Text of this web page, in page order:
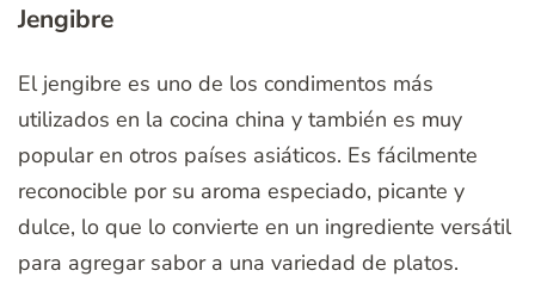
Jengibre
El jengibre es uno de los condimentos más
utilizados en la cocina china y también es muy
popular en otros países asiáticos. Es fácilmente
reconocible por su aroma especiado, picante y
dulce, lo que lo convierte en un ingrediente versátil
para agregar sabor a una variedad de platos.